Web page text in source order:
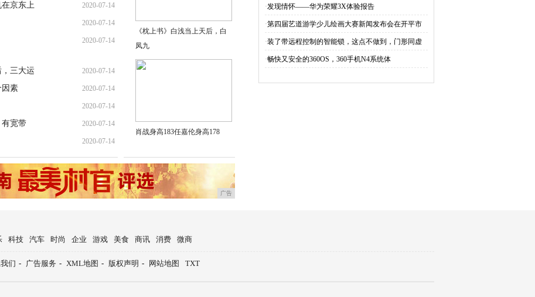
京东上 2020-07-14
2020-07-14
2020-07-14
三大运 2020-07-14
因素 2020-07-14
2020-07-14
有宽带 2020-07-14
2020-07-14
《枕上书》白浅当上天后，白
凤九
肖战身高183任嘉伦身高178
广告
·发现情怀——华为荣耀3X体验报告
·第四届艺道游学少儿绘画大赛新闻发布会在开平市
·装了带远程控制的智能锁，这点不做到，门形同虚
·畅快又安全的360OS，360手机N4系统体
科技 汽车 时尚 企业 游戏 美食 商讯 消费 微商
们 - 广告服务 - XML地图 - 版权声明 - 网站地图 TXT